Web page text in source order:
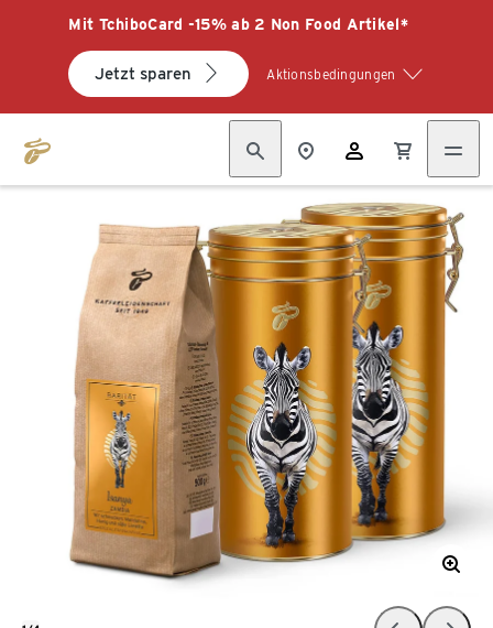
Mit TchiboCard -15% ab 2 Non Food Artikel*
Jetzt sparen Aktionsbedingungen